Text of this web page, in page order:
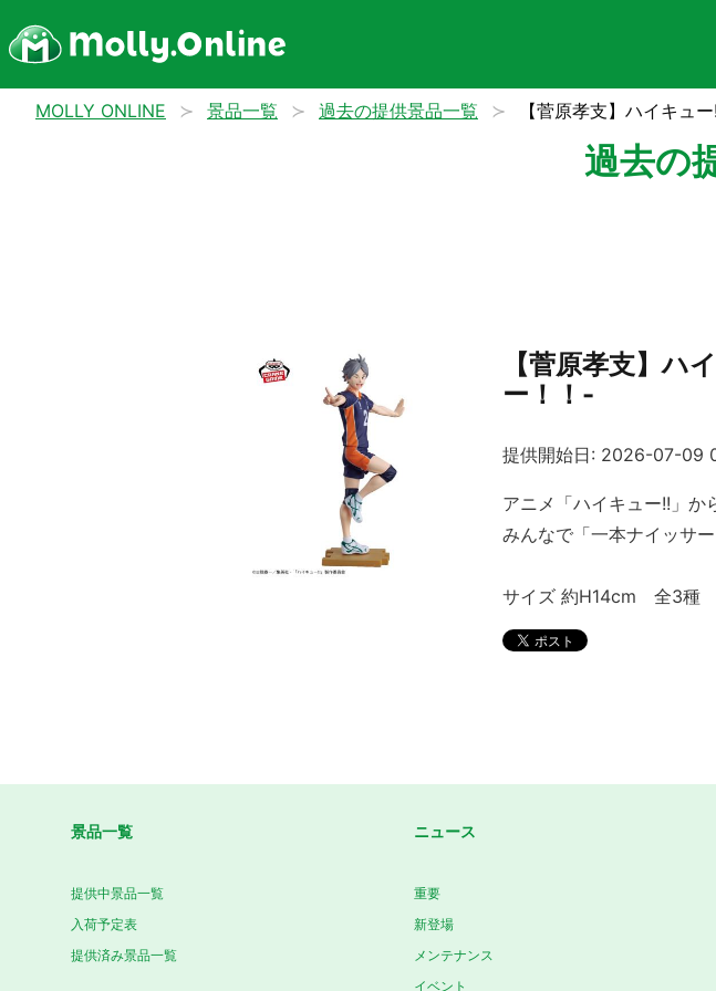
MOLLY ONLINE 景品一覧 過去の提供景品一覧 【菅原孝支】ハイキ
過去の
【菅原孝支】
ー！！-
提供開始日: 2026-07-09
アニメ「ハイキュー!!」か
みんなで「一本ナイッサ
サイズ 約H14cm 全3種
景品一覧
提供中景品一覧
入荷予定表
提供済み景品一覧
ニュース
重要
新登場
メンテナンス
イベント